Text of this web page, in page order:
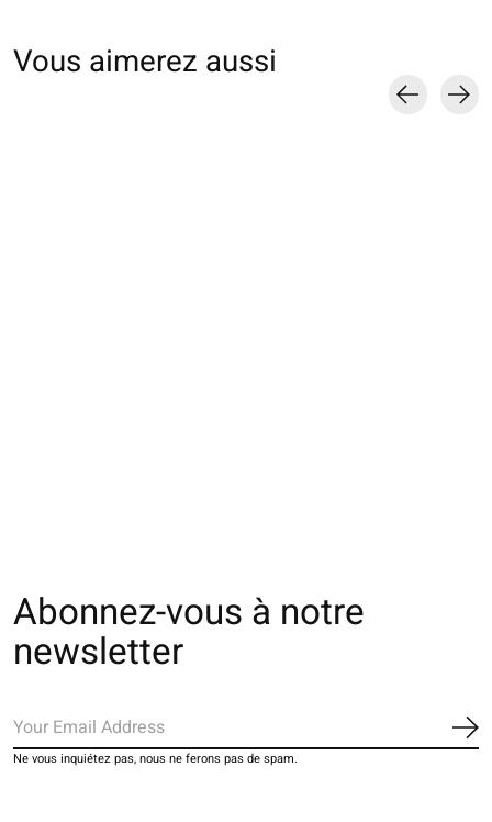
Vous aimerez aussi
Abonnez-vous à notre
newsletter
Ne vous inquiétez pas, nous ne ferons pas de spam.